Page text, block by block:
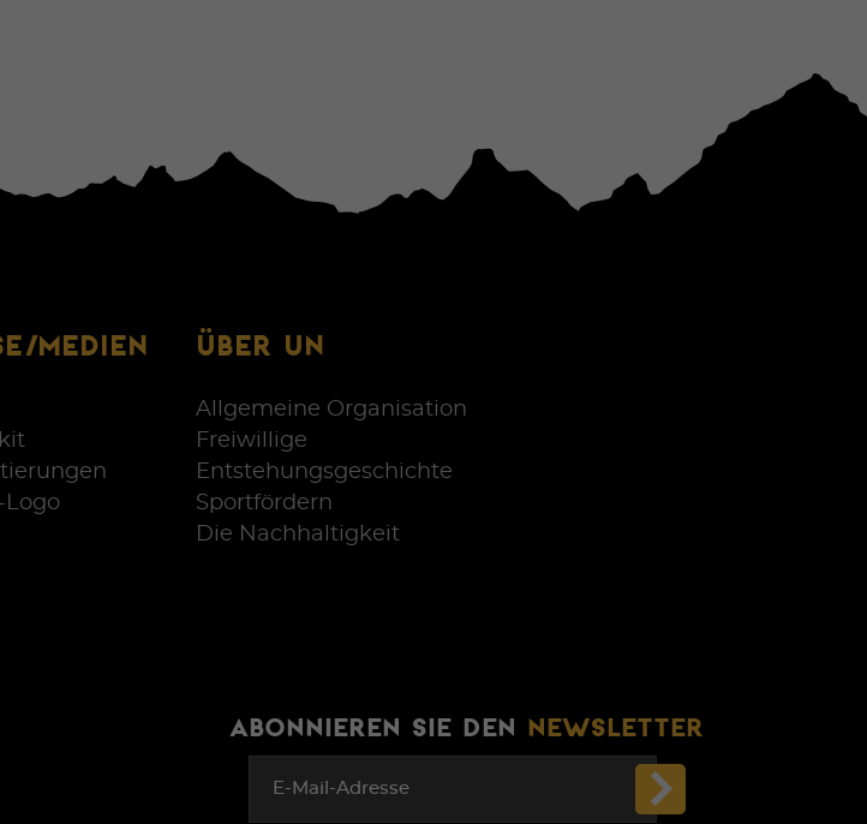
MEDIEN
Logo
ÜBER UN
Allgemeine Organisation
Freiwillige
Entstehungsgeschichte
Sportfördern
Die Nachhaltigkeit
ABONNIEREN SIE DEN NEWSLETTER
E-Mail-Adresse